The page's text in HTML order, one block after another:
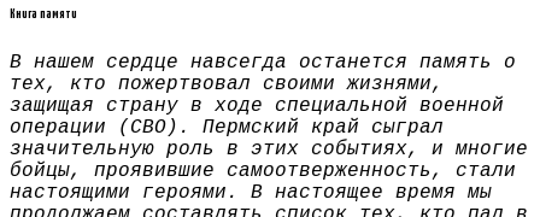
Книга памяти
В нашем сердце навсегда останется память о
тех, кто пожертвовал своими жизнями,
защищая страну в ходе специальной военной
операции (СВО). Пермский край сыграл
значительную роль в этих событиях, и многие
бойцы, проявившие самоотверженность, стали
настоящими героями. В настоящее время мы